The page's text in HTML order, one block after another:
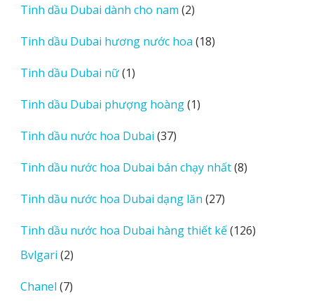
phẩm
Tinh dầu Dubai dành cho nam 22
phẩm
Tinh dầu Dubai hương nước hoa 1818
Tinh dầu Dubai nữ 11
phẩm
Tinh dầu Dubai phượng hoàng 11
Tinh dầu nước hoa Dubai 3737
phẩm
Tinh dầu nước hoa Dubai bán chạy nhất 88
Tinh dầu nước hoa Dubai dạng lăn 2727
phẩm
Tinh dầu nước hoa Dubai hàng thiết kế 126126
Bvlgari 22
phẩm
Chanel 77